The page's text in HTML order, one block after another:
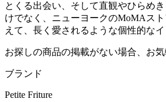
アイネクス
aluna
アルナ
とくる出会い、そして直観やひらめ
けでなく、ニューヨークのMoMAス
えて、長く愛されるような個性的な
お探しの商品の掲載がない場合、お気
ブランド
Petite Friture